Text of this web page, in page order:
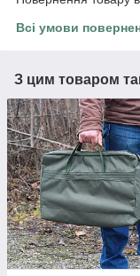
Всі умови
З цим товаром